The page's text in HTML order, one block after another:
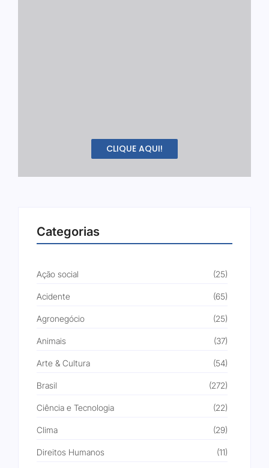
CLIQUE AQUI!
Categorias
Ação social (25)
Acidente (65)
Agronegócio (25)
Animais (37)
Arte & Cultura (54)
Brasil (272)
Ciência e Tecnologia (22)
Clima (29)
Direitos Humanos (11)